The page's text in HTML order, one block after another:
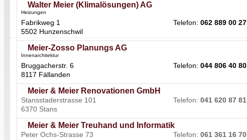
Walter Meier (Klimalösungen) AG
Heizungen
Fabrikweg 1
5502 Hunzenschwil
Telefon:062 889 00 27
Meier-Zosso Planungs AG
Innenarchitektur
Bruggacherstr. 6
8117 Fällanden
Telefon:044 806 40 80
Meier & Meier Renovationen GmbH
Stansstaderstrasse 101
6370 Stans
Telefon:041 620 87 81
Meier & Meier Treuhand und Informatik
Peter Ochs-Strasse 73
Telefon:061 361 16 70